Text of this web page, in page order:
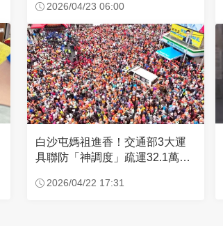
2026/04/23 06:00
白沙屯媽祖進香！交通部3大運
具聯防「神調度」疏運32.1萬創
2026/04/22 17:31